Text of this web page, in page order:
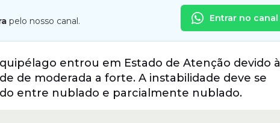
pelo nosso canal. Entrar no canal
entrou em Estado de Atenção devido à
de moderada a forte. A instabilidade deve se
entre nublado e parcialmente nublado.